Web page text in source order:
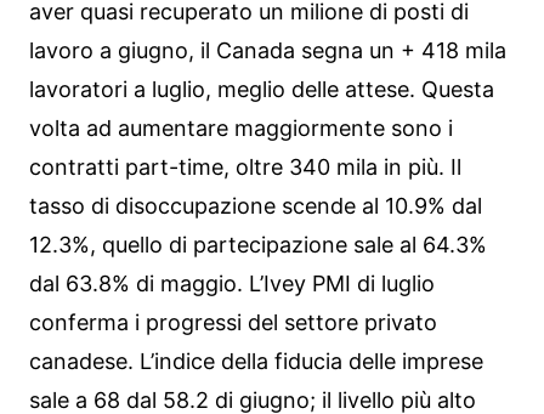
aver quasi recuperato un milione di posti di
lavoro a giugno, il Canada segna un + 418 mila
lavoratori a luglio, meglio delle attese. Questa
volta ad aumentare maggiormente sono i
contratti part-time, oltre 340 mila in più. Il
tasso di disoccupazione scende al 10.9% dal
12.3%, quello di partecipazione sale al 64.3%
dal 63.8% di maggio. L’Ivey PMI di luglio
conferma i progressi del settore privato
canadese. L’indice della fiducia delle imprese
sale a 68 dal 58.2 di giugno; il livello più alto